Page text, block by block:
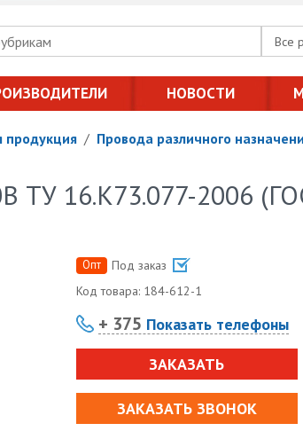
Все
НОВОСТИ
продукция / Провода различного
ТУ 16.К73.077-2006
Опт
Под заказ
Код товара: 184-612-1
+ 375 Показать телефоны
ЗАКАЗАТЬ
ЗАКАЗАТЬ ЗВОНОК